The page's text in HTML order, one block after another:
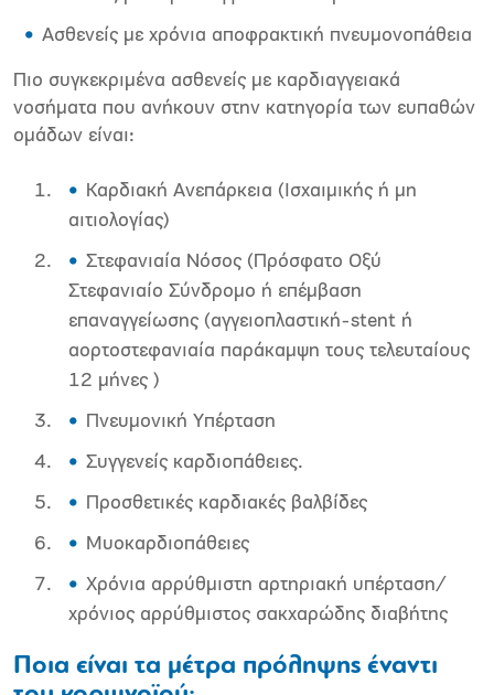
Ασθενείς με χρόνια αποφρακτική πνευμονοπάθεια
Πιο συγκεκριμένα ασθενείς με καρδιαγγειακά
νοσήματα που ανήκουν στην κατηγορία των ευπαθών
ομάδων είναι:
Καρδιακή Ανεπάρκεια (Ισχαιμικής ή μη
αιτιολογίας)
Στεφανιαία Νόσος (Πρόσφατο Οξύ
Στεφανιαίο Σύνδρομο ή επέμβαση
επαναγγείωσης (αγγειοπλαστική-stent ή
αορτοστεφανιαία παράκαμψη τους τελευταίους
12 μήνες )
Πνευμονική Υπέρταση
Συγγενείς καρδιοπάθειες.
Προσθετικές καρδιακές βαλβίδες
Μυοκαρδιοπάθειες
Χρόνια αρρύθμιστη αρτηριακή υπέρταση/
χρόνιος αρρύθμιστος σακχαρώδης διαβήτης
Ποια είναι τα μέτρα πρόληψης έναντι